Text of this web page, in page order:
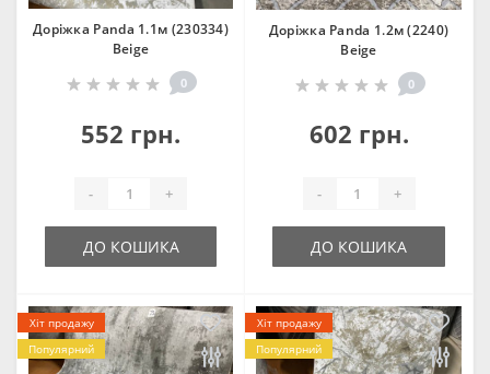
Доріжка Panda 1.1м (230334)
Beige
0
552 грн.
- +
ДО КОШИКА
Доріжка Panda 1.2м (2240)
Beige
0
602 грн.
- +
ДО КОШИКА
Хіт продажу
Популярний
Хіт продажу
Популярний